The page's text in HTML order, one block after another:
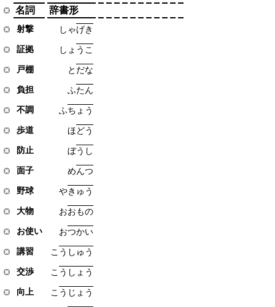
名詞 辞書形
射撃 し ゃげき
証拠 し ょ う こ
戸棚 と だな
負担 ふたん
不調 ふち ょ う
歩道 ほどう
防止 ぼう し
面子 めんつ
野球 やき ゅ う
大物 おおもの
お使い おつかい
講習 こ う し ゅ う
交渉 こ う し ょ う
向上 こ う じ ょ う